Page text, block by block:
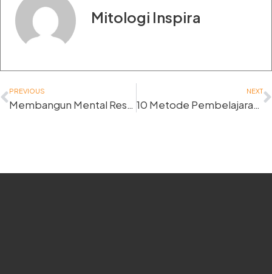
Mitologi Inspira
PREVIOUS
Membangun Mental Resilience Karyawan dalam Tantangan
NEXT
10 Metode Pembelajaran Efektif untuk Pelatihan Karyawan